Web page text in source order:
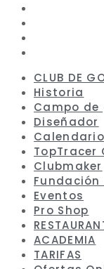
CLUB DE
Historia
Campo de
Diseñador
TopTracer
Clubmaker
Fundación
Eventos
Pro Shop
ACADEMIA
TARIFAS